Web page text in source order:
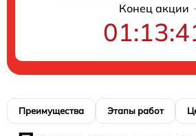
Конец акции
Преимущества Этапы работ